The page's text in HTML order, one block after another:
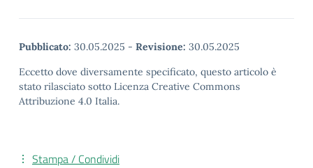
Pubblicato: 30.05.2025 - Revisione: 30.05.2025
Eccetto dove diversamente specificato, questo articolo è
stato rilasciato sotto Licenza Creative Commons
Attribuzione 4.0 Italia.
Stampa / Condividi